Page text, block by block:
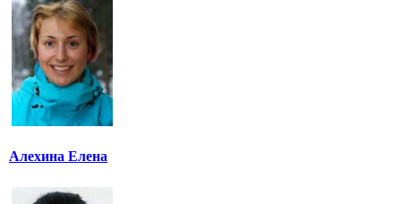
Алехина Елена